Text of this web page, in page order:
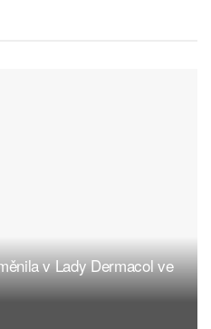
v Lady Dermacol ve